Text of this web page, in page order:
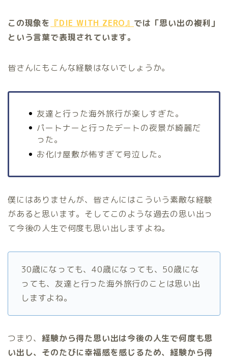
この現象を 『DIE WITH ZERO』 では「思い出の複利」
という言葉で表現されています。
皆さんにもこんな経験はないでしょうか。
友達と行った海外旅行が楽しすぎた。
パートナーと行ったデートの夜景が綺麗だ
った。
お化け屋敷が怖すぎて号泣した。
僕にはありませんが、皆さんにはこういう素敵な経験
があると思います。そしてこのような過去の思い出っ
て今後の人生で何度も思い出しますよね。
30歳になっても、40歳になっても、50歳にな
っても、友達と行った海外旅行のことは思い出
しますよね。
つまり、経験から得た思い出は今後の人生で何度も思
い出し、そのたびに幸福感を感じるため、経験から得